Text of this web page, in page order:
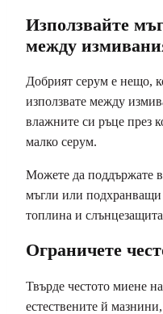
Използвайте
между
Добрият серум е нещо,
използвате между
влажните си ръце през
малко серум.
Можете да поддържате
мъгли или подхранващи
топлина и
Ограничете
Твърде честото миене
естествените й